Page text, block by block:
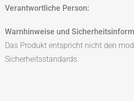
Verantwortliche Person:
Warnhinweise und
Das Produkt entspricht nicht den
Sicherheitsstandards.